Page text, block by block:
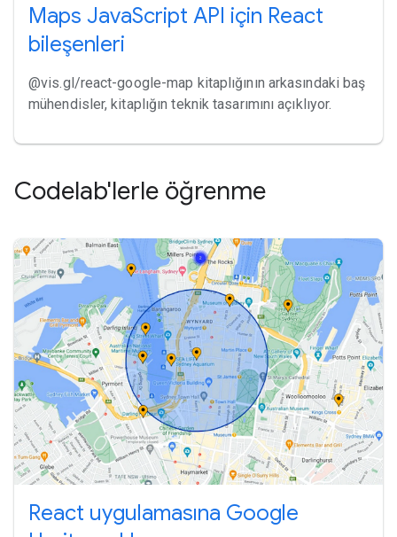
Maps JavaScript API için React
bileşenleri
@vis.gl/react-google-map kitaplığının arkasındaki baş
mühendisler, kitaplığın teknik tasarımını açıklıyor.
Codelab'lerle öğrenme
React uygulamasına Google